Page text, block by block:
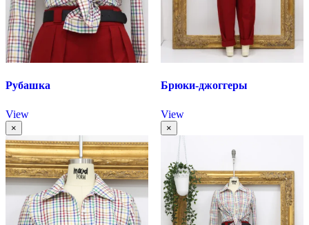
Рубашка
View
×
Брюки-джоггеры
View
×